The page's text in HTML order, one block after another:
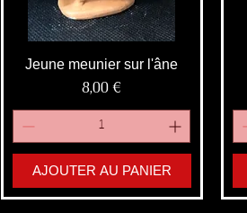
Jeune meunier sur l'âne
Prix
8,00 €
AJOUTER AU PANIER